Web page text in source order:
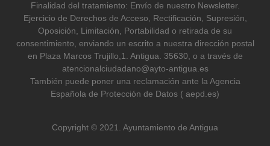
Finalidad del tratamiento: Envío de nuestro Newsletter.
Ejercicio de Derechos de Acceso, Rectificación, Supresión,
Oposición, Limitación, Portabilidad o retirada de su
consentimiento, enviando un escrito a nuestra dirección postal
en Plaza Marcos Trujillo,1. Antigua. 35630, o a través de
atencionalciudadano@ayto-antigua.es
También puede poner una reclamación ante la Agencia
Española de Protección de Datos ( aepd.es)
Copyright © 2021. Ayuntamiento de Antigua